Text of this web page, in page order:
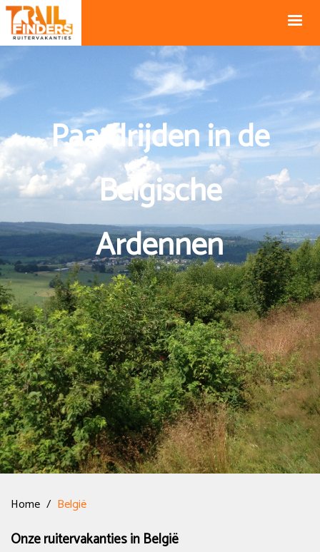
Paardrijden in de
Belgische
Ardennen
Home / België
Onze ruitervakanties in België